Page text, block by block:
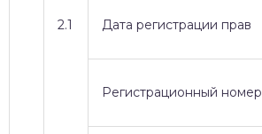
2.1 Дата регистрации прав
Регистрационный номер